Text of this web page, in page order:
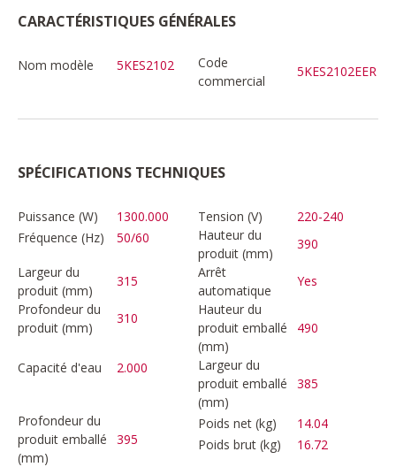
CARACTÉRISTIQUES GÉNÉRALES
Nom modèle 5KES2102
Code
commercial
5KES2102EER
SPÉCIFICATIONS TECHNIQUES
Puissance (W) 1300.000 Tension (V)
220-240
Fréquence (Hz)
50/60
Hauteur du
produit (mm)
390
Largeur du
produit (mm)
315
Arrêt
automatique
Yes
Profondeur du
produit (mm)
310
Hauteur du
produit emballé
(mm)
490
Capacité d'eau 2.000
Largeur du
produit emballé
(mm)
385
Profondeur du
produit emballé
(mm)
395
Poids net (kg)
14.04
Poids brut (kg)
16.72